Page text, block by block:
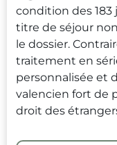
condition des
titre de séjour
le dossier.
traitement en
personnalisée et
valencien fort de
droit des